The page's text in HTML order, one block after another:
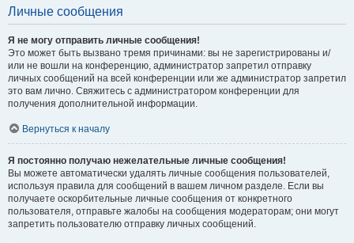
Личные сообщения
Я не могу отправить личные сообщения!
Это может быть вызвано тремя причинами: вы не зарегистрированы и/
или не вошли на конференцию, администратор запретил отправку
личных сообщений на всей конференции или же администратор запретил
это вам лично. Свяжитесь с администратором конференции для
получения дополнительной информации.
Вернуться к началу
Я постоянно получаю нежелательные личные сообщения!
Вы можете автоматически удалять личные сообщения пользователей,
используя правила для сообщений в вашем личном разделе. Если вы
получаете оскорбительные личные сообщения от конкретного
пользователя, отправьте жалобы на сообщения модераторам; они могут
запретить пользователю отправку личных сообщений.